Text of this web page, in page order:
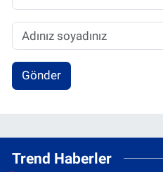
Gönder
Trend Haberler